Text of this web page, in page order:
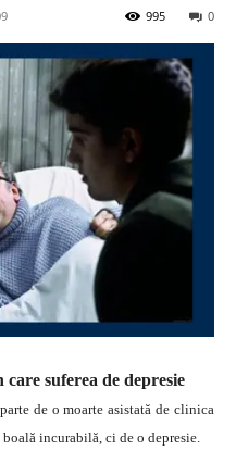
0
995
suferea de depresie
de o moarte asistată de clinica
incurabilă, ci de o depresie.